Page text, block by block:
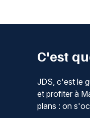
C'est
JDS, c'est le
et profiter à
plans : on